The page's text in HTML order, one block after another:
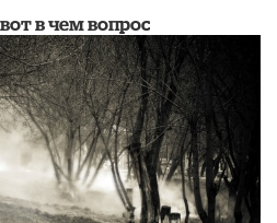
в чем вопрос